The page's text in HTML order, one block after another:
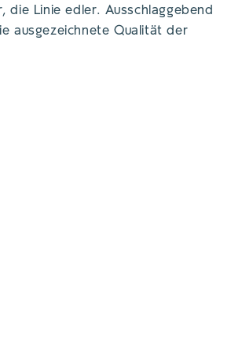
die Linie edler. Ausschlaggebend
ausgezeichnete Qualität der